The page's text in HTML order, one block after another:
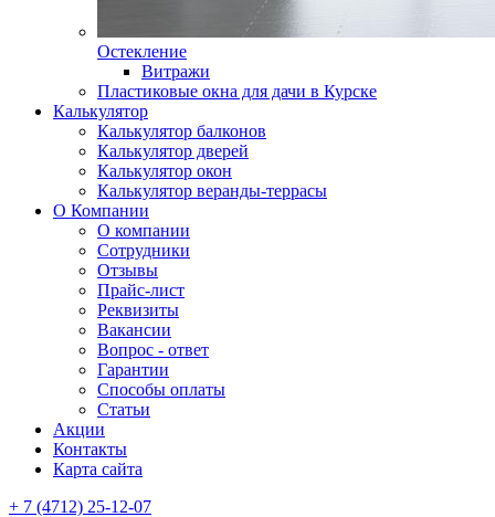
Остекление
Витражи
Пластиковые окна для дачи в Курске
Калькулятор
Калькулятор балконов
Калькулятор дверей
Калькулятор окон
Калькулятор веранды-террасы
О Компании
О компании
Сотрудники
Отзывы
Прайс-лист
Реквизиты
Вакансии
Вопрос - ответ
Гарантии
Способы оплаты
Статьи
Акции
Контакты
Карта сайта
+ 7 (4712) 25-12-07